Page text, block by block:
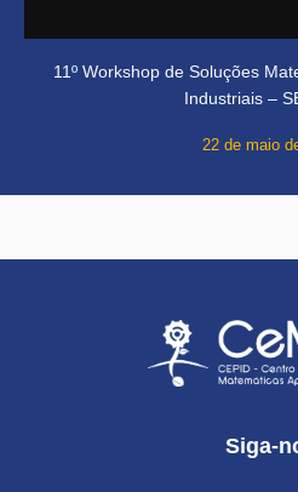
11º Workshop de Soluções
Industriais –
22 de maio
Siga-